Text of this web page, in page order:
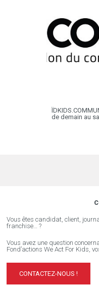
de demain au
Vous êtes candidat, client,
franchise… ?
Vous avez une question
Fond’actions We Act For Kids,
CONTACTEZ-NOUS !